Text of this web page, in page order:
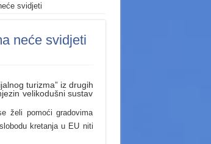
svidjeti
neće svidjeti
turizma” iz drugih
velikodušni sustav
želi pomoći gradovima
kretanja u EU niti